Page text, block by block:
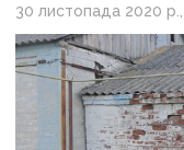
30 листопада 2020 р.,